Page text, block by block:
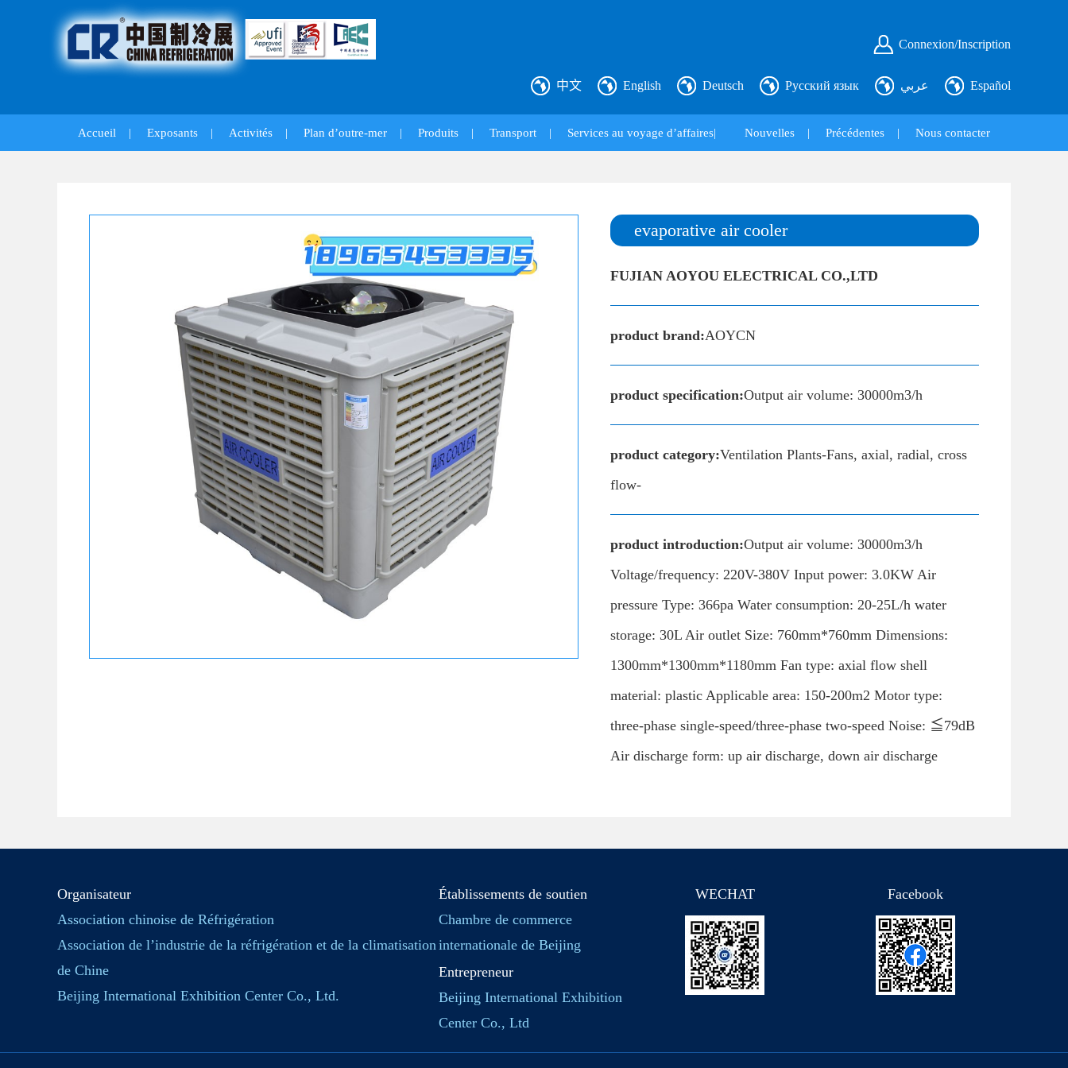
Connexion/Inscription
中文 English Deutsch Русский язык عربي Español
Accueil | Exposants | Activités | Plan d’outre-mer | Produits | Transport | Services au voyage d’affaires| Nouvelles | Précédentes | Nous contacter
evaporative air cooler
FUJIAN AOYOU ELECTRICAL CO.,LTD
product brand:AOYCN
product specification:Output air volume: 30000m3/h
product category:Ventilation Plants-Fans, axial, radial, cross
flow-
product introduction:Output air volume: 30000m3/h
Voltage/frequency: 220V-380V Input power: 3.0KW Air
pressure Type: 366pa Water consumption: 20-25L/h water
storage: 30L Air outlet Size: 760mm*760mm Dimensions:
1300mm*1300mm*1180mm Fan type: axial flow shell
material: plastic Applicable area: 150-200m2 Motor type:
three-phase single-speed/three-phase two-speed Noise: ≦79dB
Air discharge form: up air discharge, down air discharge
Organisateur
Association chinoise de Réfrigération
Association de l’industrie de la réfrigération et de la climatisation
de Chine
Beijing International Exhibition Center Co., Ltd.
Établissements de soutien
Chambre de commerce
internationale de Beijing
Entrepreneur
Beijing International Exhibition
Center Co., Ltd
WECHAT Facebook